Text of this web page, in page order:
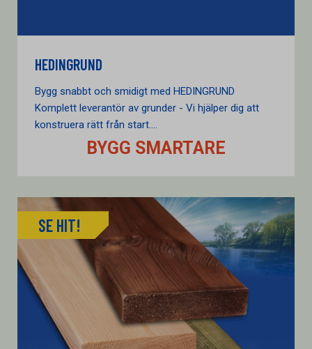
HEDINGRUND
Bygg snabbt och smidigt med HEDINGRUND
Komplett leverantör av grunder - Vi hjälper dig att
konstruera rätt från start....
BYGG SMARTARE
SE HIT!